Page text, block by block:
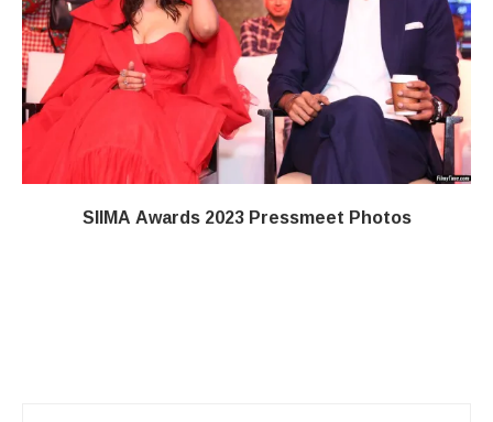
SIIMA Awards 2023 Pressmeet Photos